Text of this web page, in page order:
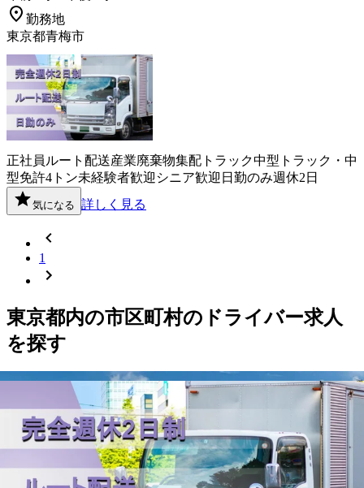
勤務地
東京都青梅市
正社員 ルート配送産業廃棄物集配 トラック中型トラック・中
型免許4トン未経験者歓迎 シニア歓迎 日勤のみ週休2日
気になる 詳しく見る
1
東京都内の市区町村の ドライバー求人
を探す
千代田区中央区港区新宿区文京区台東区墨田区江東区品川区
大田区 世田谷区 渋谷区 中野区 北区荒川区
板橋区
練馬区足立区葛飾区江戸川区
武蔵野市
三鷹市青梅市府中市昭島市調布市町田市小金井市小平市日野
市東村山市国分寺市国立市福生市狛江市東大和市清瀬市東久
留米市武蔵村山市多摩市稲城市羽村市あきる野市西東京市西
多摩郡瑞穂町 西多摩郡日の出町 西多摩郡奥多摩町